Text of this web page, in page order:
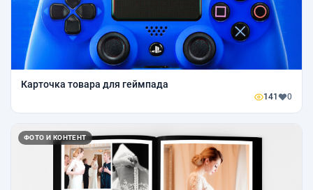
Карточка товара для геймпада
141 0
ФОТО И КОНТЕНТ